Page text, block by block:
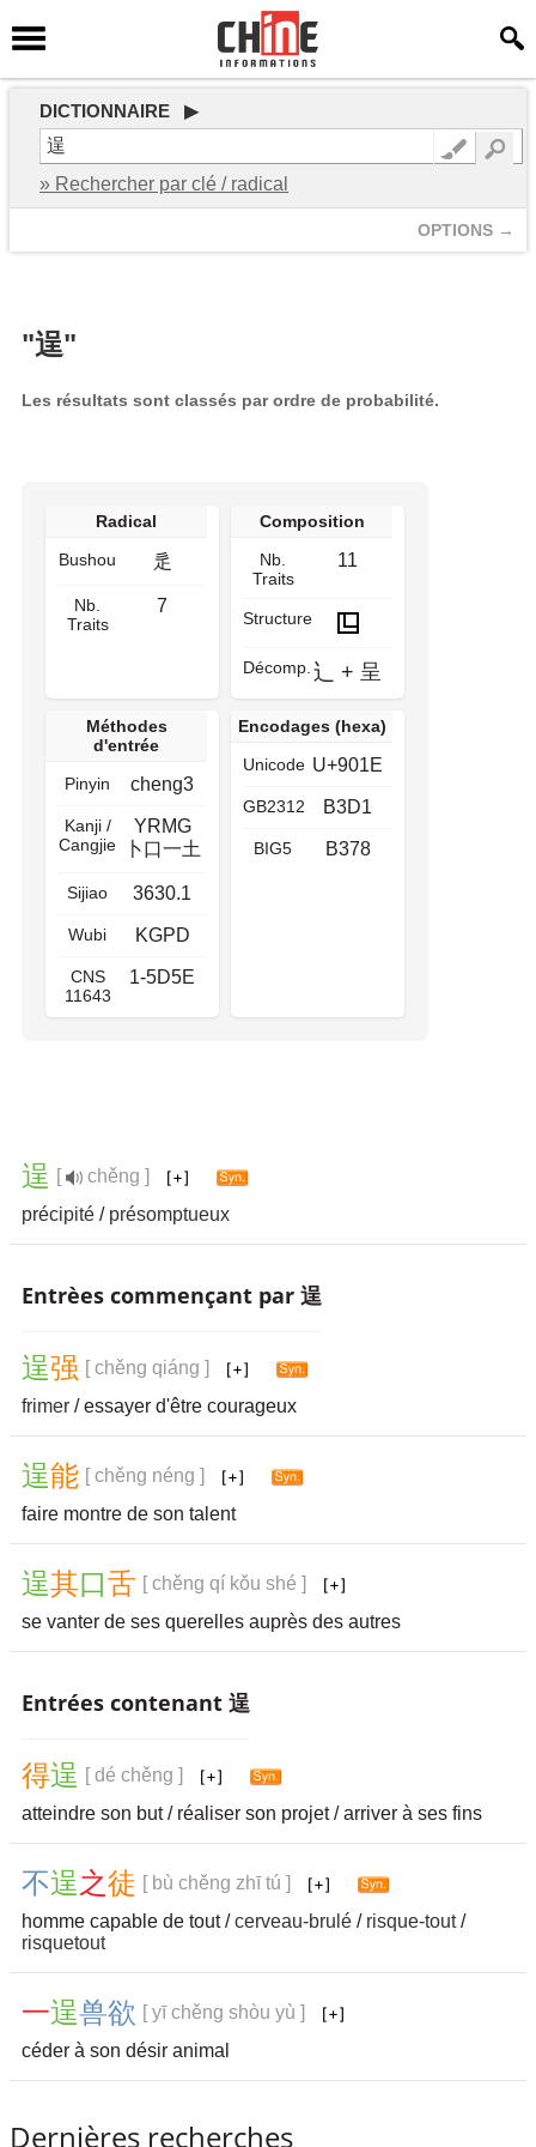
DICTIONNAIRE ▶
» Rechercher par clé / radical
OPTIONS →
"逞"
Les résultats sont classés par ordre de probabilité.
Radical
Bushou
辵
Nb.
Traits
7
Composition
Nb.
Traits
11
Structure
Décomp. 辶 + 呈
Méthodes
d'entrée
Pinyin
cheng3
Kanji /
Cangjie
YRMG
卜口一土
Sijiao 3630.1
Wubi KGPD
CNS
11643
1-5D5E
Encodages (hexa)
Unicode U+901E
GB2312 B3D1
BIG5 B378
逞 [
chěng ]
précipité / présomptueux
Entrèes commençant par 逞
逞强 [ chěng qiáng ]
frimer / essayer d'être courageux
逞能 [ chěng néng ]
faire montre de son talent
逞其口舌 [ chěng qí kǒu shé ]
se vanter de ses querelles auprès des autres
Entrées contenant 逞
得逞 [ dé chěng ]
atteindre son but / réaliser son projet / arriver à ses fins
不逞之徒 [ bù chěng zhī tú ]
homme capable de tout /cerveau-brulé / risque-tout/
risquetout
一逞兽欲 [ yī chěng shòu yù ]
céder à son désir animal
Dernières recherches